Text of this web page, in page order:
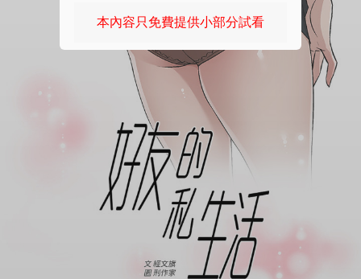
本內容只免費提供小部分試看